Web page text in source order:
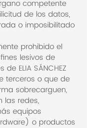
competente
de los datos,
o imposibilitado
prohibido el
lesivos de
ELIA SÁNCHEZ
terceros o que de
sobrecarguen,
las redes,
equipos
o productos